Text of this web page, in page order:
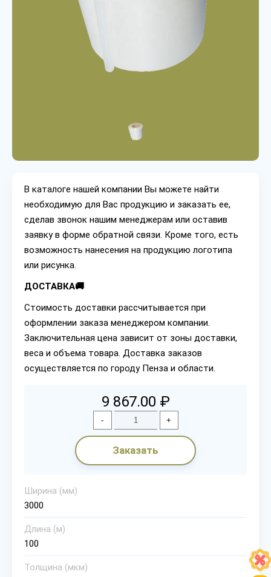
В каталоге нашей компании Вы можете найти
необходимую для Вас продукцию и заказать ее,
сделав звонок нашим менеджерам или оставив
заявку в форме обратной связи. Кроме того, есть
возможность нанесения на продукцию логотипа
или рисунка.
ДОСТАВКА🚚
Стоимость доставки рассчитывается при
оформлении заказа менеджером компании.
Заключительная цена зависит от зоны доставки,
веса и объема товара. Доставка заказов
осуществляется по городу Пенза и области.
9 867.00 ₽
- +
Заказать
Ширина (мм)
3000
Длина (м)
100
Толщина (мкм)